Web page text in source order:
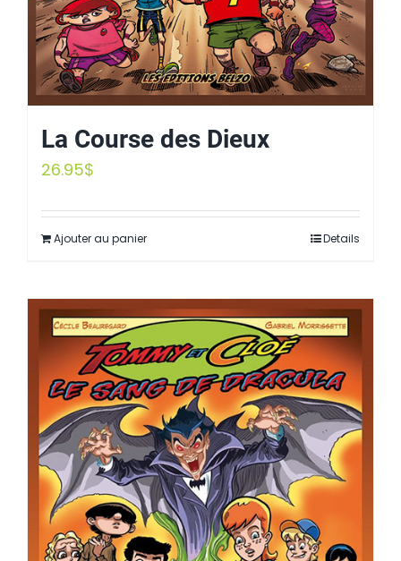
La Course des Dieux
26.95$
Ajouter au panier Details